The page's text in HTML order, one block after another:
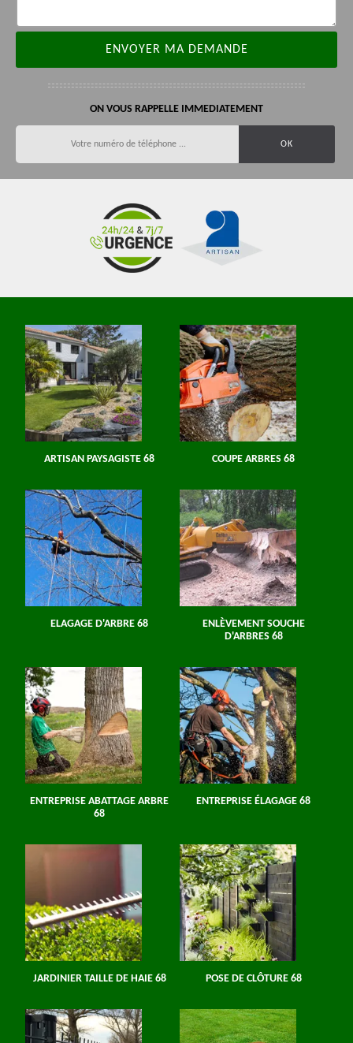
ON VOUS RAPPELLE IMMEDIATEMENT
ARTISAN PAYSAGISTE 68 COUPE ARBRES 68
ELAGAGE D'ARBRE 68
ENLÈVEMENT SOUCHE
D'ARBRES 68
ENTREPRISE ABATTAGE ARBRE
68
ENTREPRISE ÉLAGAGE 68
JARDINIER TAILLE DE HAIE 68 POSE DE CLÔTURE 68